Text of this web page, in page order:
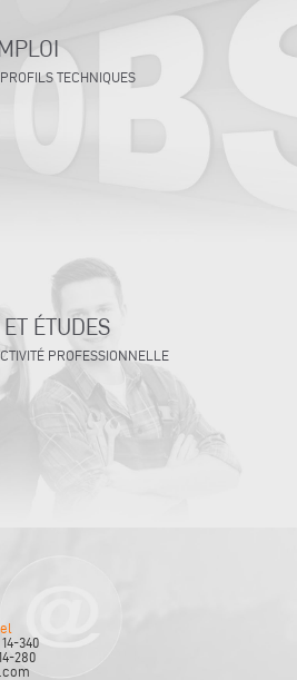
TECHNIQUES
ÉTUDES
PROFESSIONNELLE
340
280